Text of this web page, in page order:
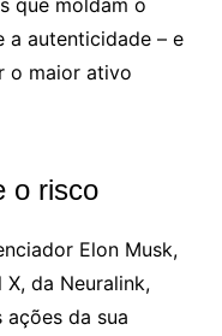
que moldam o
a autenticidade – e
o maior ativo
o risco
Elon Musk,
da Neuralink,
da sua